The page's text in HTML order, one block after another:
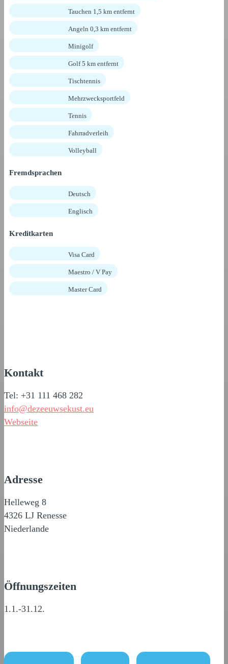
Tauchen 1,5 km entfernt
Angeln 0,3 km entfernt
Minigolf
Golf 5 km entfernt
Tischtennis
Mehrzwecksportfeld
Tennis
Fahrradverleih
Volleyball
Fremdsprachen
Deutsch
Englisch
Kreditkarten
Visa Card
Maestro / V Pay
Master Card
Kontakt
Tel: +31 111 468 282
info@dezeeuwsekust.eu
Webseite
Adresse
Helleweg 8
4326 LJ Renesse
Niederlande
Öffnungszeiten
1.1.-31.12.